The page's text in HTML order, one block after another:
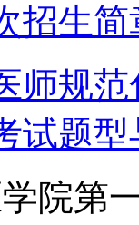
招生简
师规
试题
院第